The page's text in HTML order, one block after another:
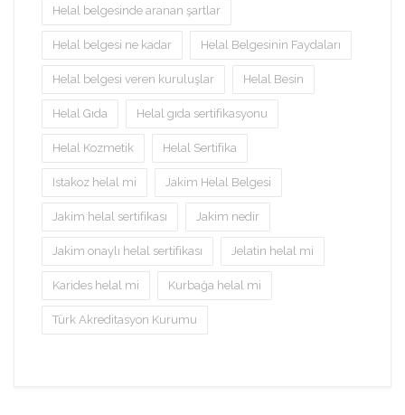
Helal belgesinde aranan şartlar
Helal belgesi ne kadar Helal Belgesinin Faydaları
Helal belgesi veren kuruluşlar Helal Besin
Helal Gıda Helal gıda sertifikasyonu
Helal Kozmetik Helal Sertifika
Istakoz helal mi Jakim Helal Belgesi
Jakim helal sertifikası Jakim nedir
Jakim onaylı helal sertifikası Jelatin helal mi
Karides helal mi Kurbağa helal mi
Türk Akreditasyon Kurumu